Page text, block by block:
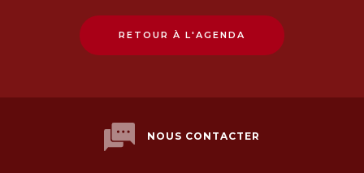
RETOUR À L'AGENDA
NOUS CONTACTER